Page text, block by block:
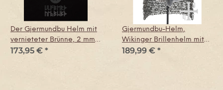
Der Gjermundbu Helm mit
vernieteter Brünne, 2 mm
Stahl
173,95 € *
Gjermundbu-Helm,
Wikinger Brillenhelm mit
Kettenbrünne, 2 mm Stahl
189,99 € *